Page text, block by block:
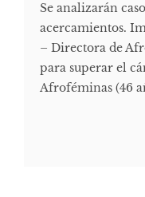
Se analizarán
acercamientos.
– Directora de
para superar el
Afroféminas (46